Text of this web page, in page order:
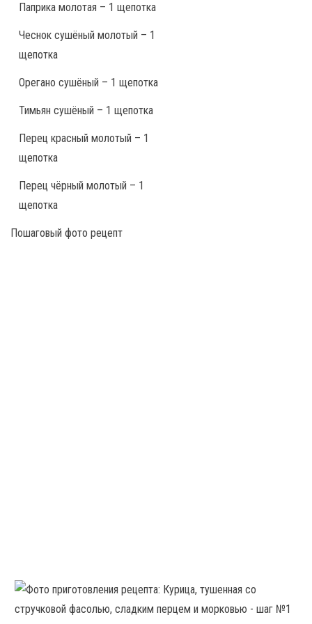
Паприка молотая – 1 щепотка
Чеснок сушёный молотый – 1
щепотка
Орегано сушёный – 1 щепотка
Тимьян сушёный – 1 щепотка
Перец красный молотый – 1
щепотка
Перец чёрный молотый – 1
щепотка
Пошаговый фото рецепт